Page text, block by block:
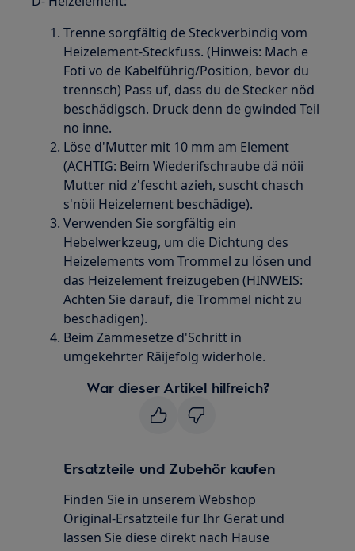
Trenne sorgfältig de Steckverbindig vom
Heizelement-Steckfuss. (Hinweis: Mach e
Foti vo de Kabelführig/Position, bevor du
trennsch) Pass uf, dass du de Stecker nöd
beschädigsch. Druck denn de gwinded Teil
no inne.
Löse d'Mutter mit 10 mm am Element
(ACHTIG: Beim Wiederifschraube dä nöii
Mutter nid z'fescht azieh, suscht chasch
s'nöii Heizelement beschädige).
Verwenden Sie sorgfältig ein
Hebelwerkzeug, um die Dichtung des
Heizelements vom Trommel zu lösen und
das Heizelement freizugeben (HINWEIS:
Achten Sie darauf, die Trommel nicht zu
beschädigen).
Beim Zämmesetze d'Schritt in
umgekehrter Räijefolg widerhole.
War dieser Artikel hilfreich?
Ersatzteile und Zubehör kaufen
Finden Sie in unserem Webshop
Original-Ersatzteile für Ihr Gerät und
lassen Sie diese direkt nach Hause